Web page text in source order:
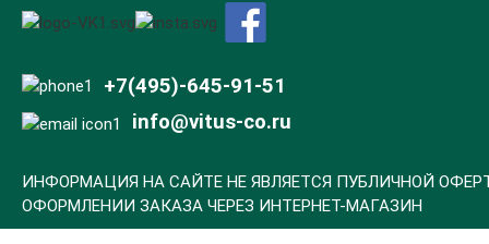
+7(495)-645-91-51
info@vitus-co.ru
ИНФОРМАЦИЯ НА САЙТЕ НЕ ЯВЛЯЕТСЯ ПУБЛИЧНОЙ
ОФОРМЛЕНИИ ЗАКАЗА ЧЕРЕЗ ИНТЕРНЕТ-МАГАЗИН